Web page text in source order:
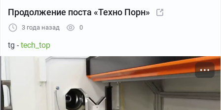
Продолжение поста «Техно Порн»
3 года назад 0
tg - tech_top